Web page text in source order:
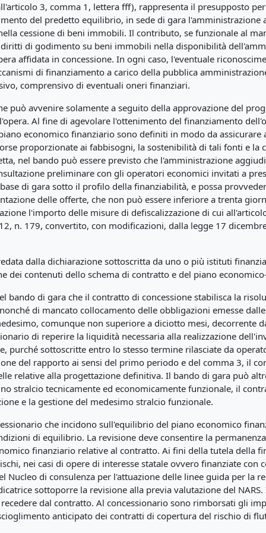
3, comma 1, lettera fff), rappresenta il presupposto
del predetto equilibrio, in sede di gara l'amministrazione
cessione di beni immobili. Il contributo, se funzionale al
di godimento su beni immobili nella disponibilità
affidata in concessione. In ogni caso, l'eventuale
di finanziamento a carico della pubblica
comprensivo di eventuali oneri finanziari.
può avvenire solamente a seguito della approvazione del
Al fine di agevolare l'ottenimento del finanziamento
economico finanziario sono definiti in modo da
proporzionate ai fabbisogni, la sostenibilità di tali fonti e la
nel bando può essere previsto che l'amministrazione
preliminare con gli operatori economici invitati a
di gara sotto il profilo della finanziabilità, e possa
delle offerte, che non può essere inferiore a trenta
l'importo delle misure di defiscalizzazione di cui
n. 179, convertito, con modificazioni, dalla legge 17
dalla dichiarazione sottoscritta da uno o più istituti
dei contenuti dello schema di contratto e del piano
bando di gara che il contratto di concessione stabilisca la
di mancato collocamento delle obbligazioni emesse
comunque non superiore a diciotto mesi, decorrente
di reperire la liquidità necessaria alla realizzazione
purché sottoscritte entro lo stesso termine rilasciate da
del rapporto ai sensi del primo periodo e del comma 3, il
relative alla progettazione definitiva. Il bando di gara può
stralcio tecnicamente ed economicamente funzionale, il
e la gestione del medesimo stralcio funzionale.
che incidono sull'equilibrio del piano economico
di equilibrio. La revisione deve consentire la
finanziario relative al contratto. Ai fini della tutela della
nei casi di opere di interesse statale ovvero finanziate con
Nucleo di consulenza per l'attuazione delle linee guida per la
sottoporre la revisione alla previa valutazione del
dal contratto. Al concessionario sono rimborsati gli
anticipato dei contratti di copertura del rischio di